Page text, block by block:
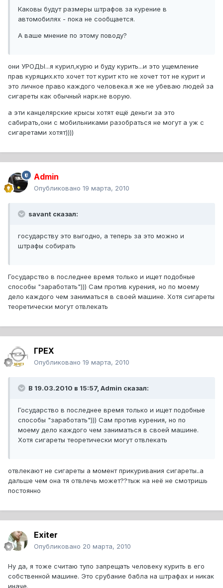
Каковы будут размеры штрафов за курение в
автомобилях - пока не сообщается.
А ваше мнение по этому поводу?
они УРОДЫ...я курил,курю и буду курить...и это ущемление
прав курящих.кто хочет тот курит кто не хочет тот не курит и
это личное право каждого человека.я же не убеваю людей за
сигареты как обычный нарк.не ворую.
а эти канцелярские крысы хотят ещё деньги за это
сабирать,они с мобильниками разобраться не могут а уж с
сигаретами хотят))))
Admin
Опубликовано 19 марта, 2010
savant сказал:
государству это выгодно, а теперь за это можно и
штрафы собирать
Государство в последнее время только и ищет подобные
способы "заработать"))) Сам против курения, но по моему
дело каждого чем заниматься в своей машине. Хотя сигареты
теоретически могут отвлекать
ГРЕХ
Опубликовано 19 марта, 2010
В 19.03.2010 в 15:57, Admin сказал:
Государство в последнее время только и ищет подобные
способы "заработать"))) Сам против курения, но по
моему дело каждого чем заниматься в своей машине.
Хотя сигареты теоретически могут отвлекать
отвлекают не сигареты а момент прикуривания сигареты..а
дальше чем она тя отвлечь может??тыж на неё не смотришь
постоянно
Exiter
Опубликовано 20 марта, 2010
Ну да, я тоже считаю тупо запрещать человеку курить в его
собственной машине. Это срубание бабла на штрафах и никак
иначе.